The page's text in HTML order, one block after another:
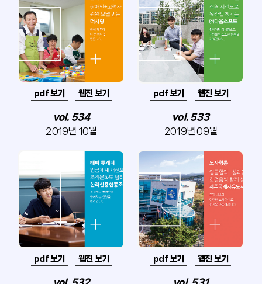
pdf 보기 웹진 보기
vol. 534
2019년 10월
pdf 보기 웹진 보기
vol. 533
2019년 09월
pdf 보기 웹진 보기 pdf 보기 웹진 보기